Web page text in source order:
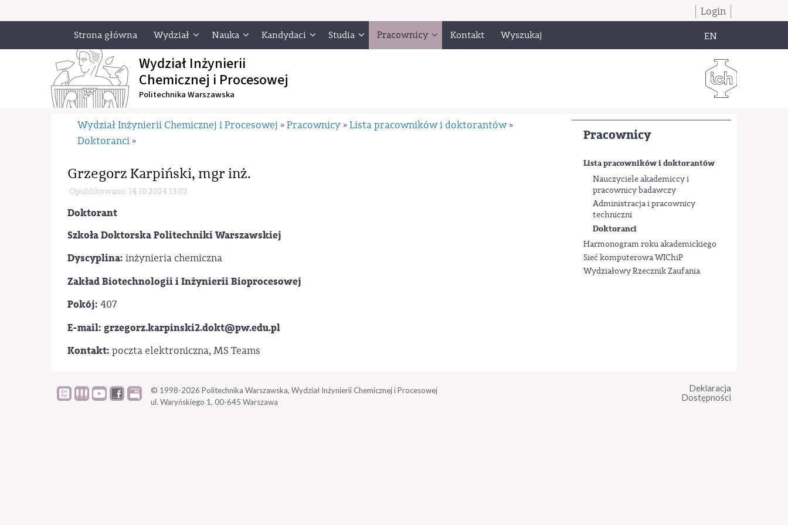
Login
Strona główna Wydział Nauka Kandydaci Studia Pracownicy Kontakt Wyszukaj EN
Wydział Inżynierii
Chemicznej i Procesowej
Politechnika Warszawska
Pracownicy
Lista pracowników i doktorantów
Nauczyciele akademiccy i
pracownicy badawczy
Administracja i pracownicy
techniczni
Doktoranci
Harmonogram roku akademickiego
Sieć komputerowa WIChiP
Wydziałowy Rzecznik Zaufania
Wydział Inżynierii Chemicznej i Procesowej » Pracownicy » Lista pracowników i doktorantów »
Doktoranci »
Grzegorz Karpiński, mgr inż.
Opublikowano: 14.10.2024 13:02
Doktorant
Szkoła Doktorska Politechniki Warszawskiej
Dyscyplina: inżynieria chemiczna
Zakład Biotechnologii i Inżynierii Bioprocesowej
Pokój: 407
E-mail: grzegorz.karpinski2.dokt@pw.edu.pl
Kontakt: poczta elektroniczna, MS Teams
© 1998-2026 Politechnika Warszawska, Wydział Inżynierii Chemicznej i Procesowej
ul. Waryńskiego 1, 00-645 Warszawa
Deklaracja
Dostępności